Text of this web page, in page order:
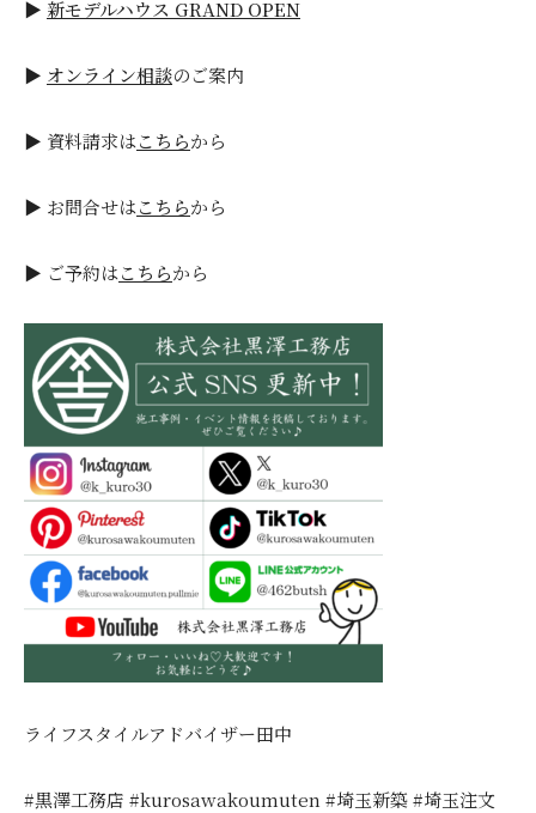
▶ 新モデルハウス GRAND OPEN
▶ オンライン相談のご案内
▶ 資料請求はこちらから
▶ お問合せはこちらから
▶ ご予約はこちらから
ライフスタイルアドバイザー田中
#黒澤工務店 #kurosawakoumuten #埼玉新築 #埼玉注文